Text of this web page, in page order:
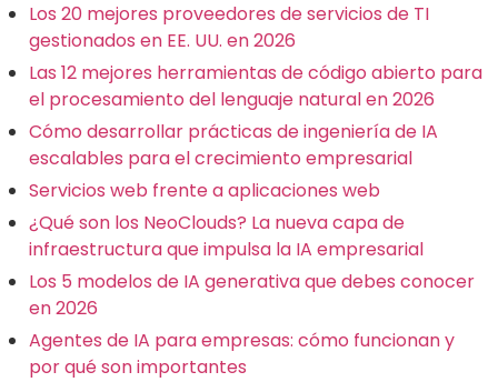
Los 20 mejores proveedores de servicios de TI
gestionados en EE. UU. en 2026
Las 12 mejores herramientas de código abierto para
el procesamiento del lenguaje natural en 2026
Cómo desarrollar prácticas de ingeniería de IA
escalables para el crecimiento empresarial
Servicios web frente a aplicaciones web
¿Qué son los NeoClouds? La nueva capa de
infraestructura que impulsa la IA empresarial
Los 5 modelos de IA generativa que debes conocer
en 2026
Agentes de IA para empresas: cómo funcionan y
por qué son importantes